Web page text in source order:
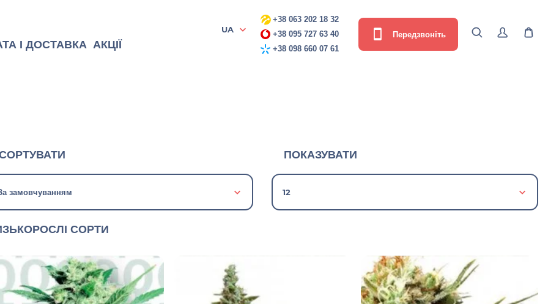
І ДОСТАВКА АКЦІЇ
UA
+38 063 202 18 32
+38 095 727 63 40
+38 098 660 07 61
Передзвоніть
замовчуванням
ПОКАЗУВАТИ
12
СОРТИ